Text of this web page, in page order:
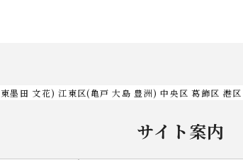
墨田 文花) 江東区(亀戸 大島 豊洲) 中央区 葛飾区 港
サイト案内